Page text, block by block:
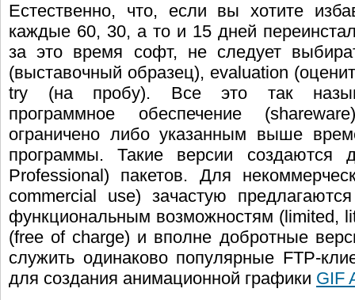
Естественно, что, если вы хотите
каждые 60, 30, а то и 15 дней
за это время софт, не следует
(выставочный образец), evaluation
try (на пробу). Все это так
программное обеспечение
ограничено либо указанным выше
программы. Такие версии создаются
Professional) пакетов. Для
commercial use) зачастую
функциональным возможностям (limited,
(free of charge) и вполне добротные
служить одинаково популярные FTP-
для создания анимационной графики GIF